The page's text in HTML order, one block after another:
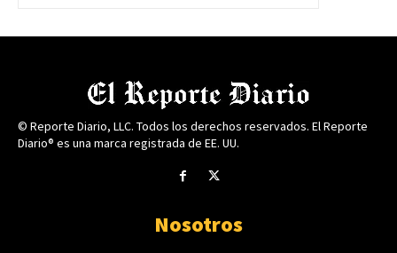
© Reporte Diario, LLC. Todos los derechos reservados. El Reporte
Diario® es una marca registrada de EE. UU.
Nosotros